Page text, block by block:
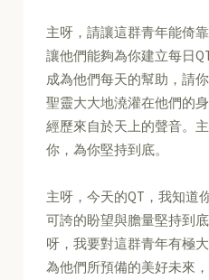
主呀，請讓這群青年能倚
讓他們能夠為你建立每日
成為他們每天的幫助，請
聖靈大大地澆灌在他們的
經歷來自於天上的聲音。
你，為你堅持到底。
主呀，今天的QT，我知道
可誇的盼望與膽量堅持到
呀，我要對這群青年有極
為他們所預備的美好未來